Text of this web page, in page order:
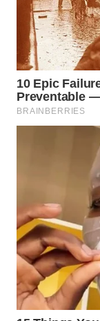
WN
CIANJUR
WN
KEPULAUAN
SERIBU
WN
WN
CIREBON
WN
INDRAMAYU